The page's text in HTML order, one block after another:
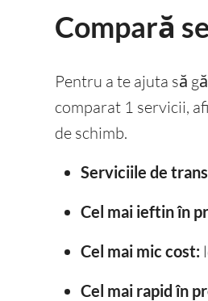
Compară
Pentru a te ajuta să
comparat 1 servicii,
de schimb.
Serviciile de
Cel mai ieftin în
Cel mai mic cost:
Cel mai rapid în